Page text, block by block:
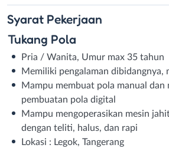
Syarat Pekerjaan
Tukang Pola
Pria / Wanita, Umur max 35 tahun
Memiliki pengalaman dibidangnya,
Mampu membuat pola manual dan
pembuatan pola digital
Mampu mengoperasikan mesin
dengan teliti, halus, dan rapi
Lokasi : Legok, Tangerang